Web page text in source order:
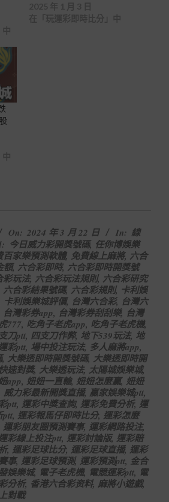
On: 2024 年 3 月 22 日 In: 線
今日威力彩開獎號碼, 任你博娛樂
百家樂預測軟體, 免費線上麻將, 六合
額, 六合彩即時, 六合彩即時開獎號
彩玩法, 六合彩玩法規則, 六合彩研究
六合彩結果號碼, 六合彩規則, 卡利娛
卡利娛樂城評價, 台灣六合彩, 台灣六
台灣彩券app, 台灣彩券刮刮樂, 台灣
777, 吃角子老虎app, 吃角子老虎機,
刀ptt, 四支刀作弊, 地下539玩法, 地
彩ptt, 場中投注玩法, 多人麻將app,
, 大樂透即時開獎號碼, 大樂透即時開
速對獎, 大樂透玩法, 太陽城娛樂城,
app, 妞妞一直輸, 妞妞怎麼贏, 妞妞
威力彩最新開獎直播, 贏家娛樂城ptt,
ptt, 運彩中獎查詢, 運彩免費分析, 運
ptt, 運彩報馬仔即時比分, 運彩怎麼
運彩朋友圈預測賽事, 運彩網路投注,
彩線上投注ptt, 運彩討論版, 運彩賠
, 運彩足球比分, 運彩足球直播, 運彩
事, 運彩足球預測, 運彩預測ptt, 金合
娛樂城, 電子老虎機, 電競運彩ptt, 電
分析, 香港六合彩资料, 麻將小遊戲,
對戰